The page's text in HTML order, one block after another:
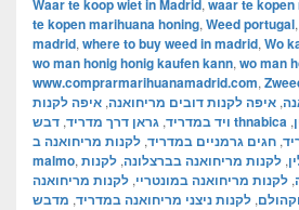
Waar te koop wiet in Madrid, waar te
te kopen marihuana honing, Weed portugal,
madrid, where to buy weed in madrid, Wo
wo man honig honig kaufen kann, wo man
www.comprarmarihuanamadrid.com,
, איפה לקנות דובים מריחואנה, איפה לקנות
ויד במדריד, גראן דרך מדריד, ,
, חגים גרמניים במדריד, לקנות מריחואנה ב
malmo, , לקנות מריחואנה בברצלונה, לקנות
, לקנות מריחואנה במונטריי, לקנות מריחואנה
, לקנות ניצני מריחואנה במדריד,